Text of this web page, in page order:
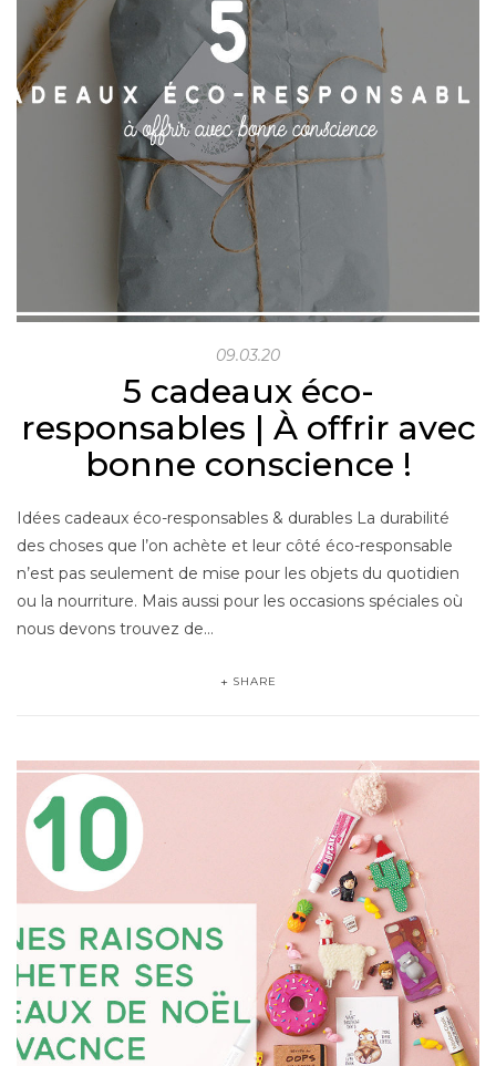
09.03.20
5 cadeaux éco-
responsables | À offrir avec
bonne conscience !
Idées cadeaux éco-responsables & durables La durabilité
des choses que l’on achète et leur côté éco-responsable
n’est pas seulement de mise pour les objets du quotidien
ou la nourriture. Mais aussi pour les occasions spéciales où
nous devons trouvez de…
SHARE